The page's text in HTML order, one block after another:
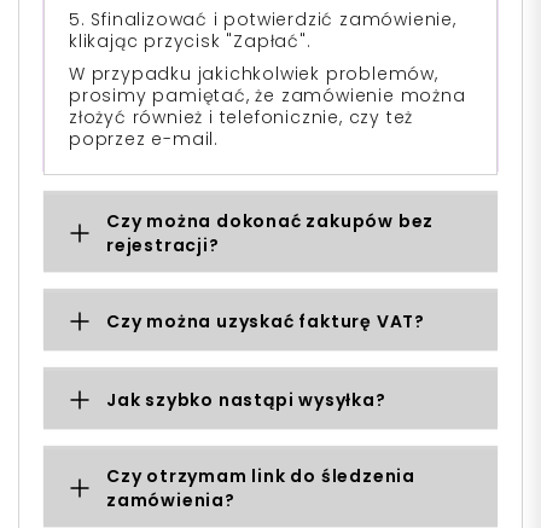
5. Sfinalizować i potwierdzić zamówienie,
klikając przycisk "Zapłać".
W przypadku jakichkolwiek problemów,
prosimy pamiętać, że zamówienie można
złożyć również i telefonicznie, czy też
poprzez e-mail.
Czy można dokonać zakupów bez
rejestracji?
Czy można uzyskać fakturę VAT?
Jak szybko nastąpi wysyłka?
Czy otrzymam link do śledzenia
zamówienia?